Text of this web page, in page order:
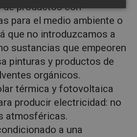
de productos con
para el medio ambiente o
que no introduzcamos a
sustancias que empeoren
pinturas y productos de
orgánicos.
térmica y fotovoltaica
producir electricidad: no
atmosféricas.
a una